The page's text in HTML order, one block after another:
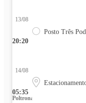
20:20
13/08
Posto Três
05:35
14/08
Poltrona